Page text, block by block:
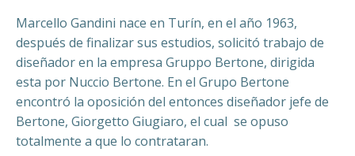
Marcello Gandini ​nace en Turín, en el año 1963,
después de finalizar sus estudios, solicitó trabajo de
diseñador en la empresa Gruppo Bertone, dirigida
esta por Nuccio Bertone. En el Grupo Bertone
encontró la oposición del entonces diseñador jefe de
Bertone, Giorgetto Giugiaro, el cual se opuso
totalmente a que lo contrataran.